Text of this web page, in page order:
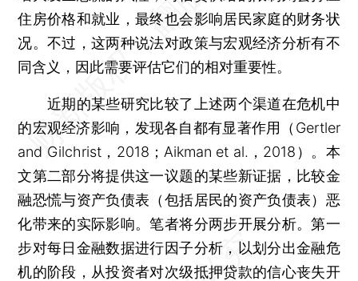
住房价格和就业，最终也会影响居民家庭的财务状
况。不过，这两种说法对政策与宏观经济分析有不
同含义，因此需要评估它们的相对重要性。
近期的某些研究比较了上述两个渠道在危机中
的宏观经济影响，发现各自都有显著作用（Gertler
and Gilchrist，2018；Aikman et al.，2018）。本
文第二部分将提供这一议题的某些新证据，比较金
融恐慌与资产负债表（包括居民的资产负债表）恶
化带来的实际影响。笔者将分两步开展分析。第一
步对每日金融数据进行因子分析，以划分出金融危
机的阶段，从投资者对次级抵押贷款的信心丧失开